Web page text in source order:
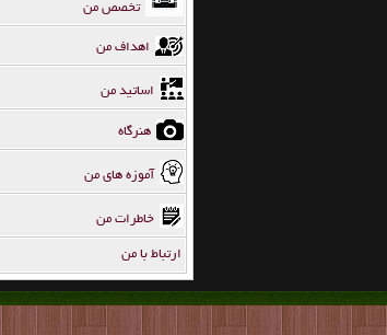
تخصص من
اهداف من
اساتید من
هنرگاه
آموزه های من
خاطرات من
ارتباط با من